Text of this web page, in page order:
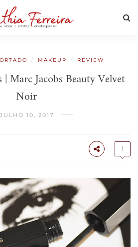
/ MAKEUP / REVIEW
Marc Jacobs Beauty Velvet
Noir
JULHO 10, 2017
1